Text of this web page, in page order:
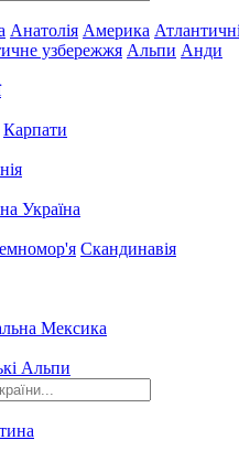
Анатолія Америка
узбережжя Альпи Анди
Карпати
Україна
Скандинавія
Мексика
Альпи